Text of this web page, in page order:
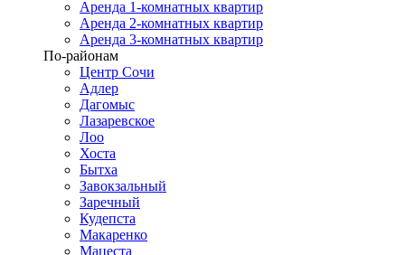
Аренда 1-комнатных квартир
Аренда 2-комнатных квартир
Аренда 3-комнатных квартир
По-районам
Центр Сочи
Адлер
Дагомыс
Лазаревское
Лоо
Хоста
Бытха
Завокзальный
Заречный
Кудепста
Макаренко
Мацеста